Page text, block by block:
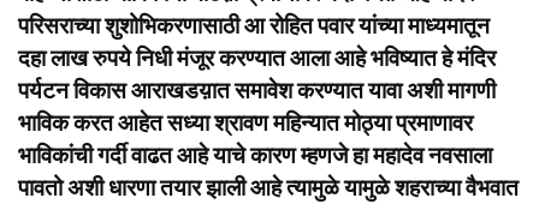
परिसराच्या शुशोभिकरणासाठी आ रोहित पवार यांच्या माध्यमातून
दहा लाख रुपये निधी मंजूर करण्यात आला आहे भविष्यात हे मंदिर
पर्यटनविकास आराखडय़ात समावेश करण्यात यावा अशी मागणी
भाविक करत आहेत सध्या श्रावण महिन्यात मोठ्या प्रमाणावर
भाविकांची गर्दी वाढत आहे याचे कारण म्हणजे हा महादेव नवसाला
पावतो अशी धारणा तयार झाली आहे त्यामुळे यामुळे शहराच्या वैभवात